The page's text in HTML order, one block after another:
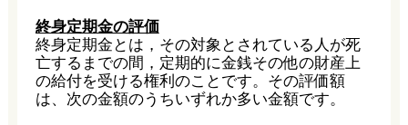
終身定期金の評価
終身定期金とは，その対象とされている人が死
亡するまでの間，定期的に金銭その他の財産上
の給付を受ける権利のことです。その評価額
は、次の金額のうちいずれか多い金額です。